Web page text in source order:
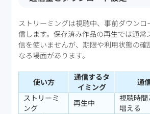
ストリーミングは視聴中、事前ダウンロ
信します。保存済み作品の再生では通常
信を使いませんが、期限や利用状態の確
なる場面があります。
使い方
通信するタ
イミング
通
ストリーミ
ング
再生中
視聴時間
増える